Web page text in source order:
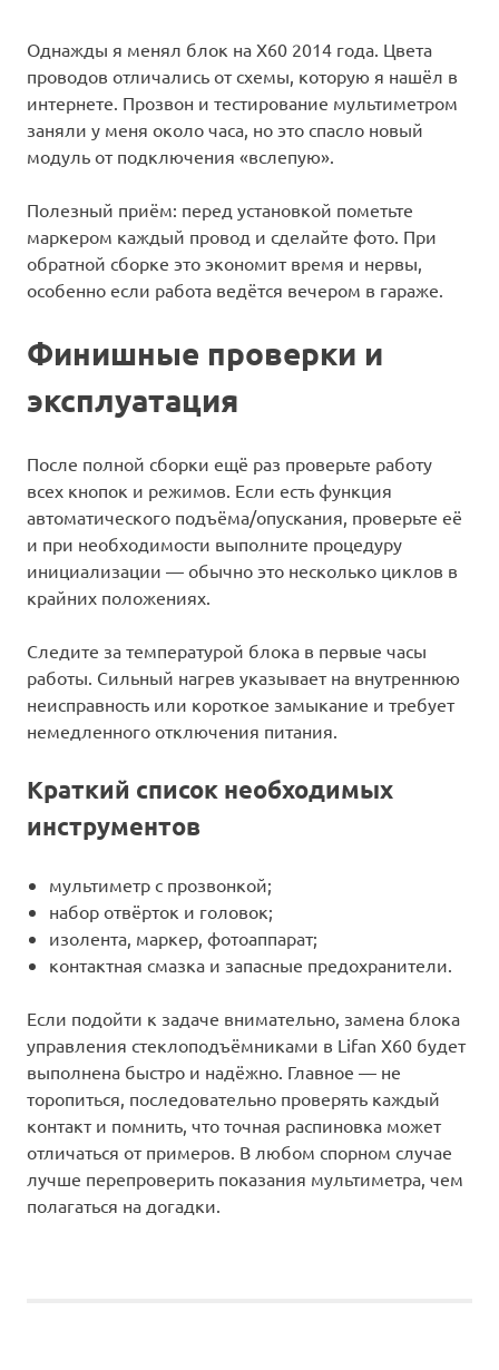
Однажды я менял блок на X60 2014 года. Цвета
проводов отличались от схемы, которую я нашёл в
интернете. Прозвон и тестирование мультиметром
заняли у меня около часа, но это спасло новый
модуль от подключения «вслепую».
Полезный приём: перед установкой пометьте
маркером каждый провод и сделайте фото. При
обратной сборке это экономит время и нервы,
особенно если работа ведётся вечером в гараже.
Финишные проверки и
эксплуатация
После полной сборки ещё раз проверьте работу
всех кнопок и режимов. Если есть функция
автоматического подъёма/опускания, проверьте её
и при необходимости выполните процедуру
инициализации — обычно это несколько циклов в
крайних положениях.
Следите за температурой блока в первые часы
работы. Сильный нагрев указывает на внутреннюю
неисправность или короткое замыкание и требует
немедленного отключения питания.
Краткий список необходимых
инструментов
мультиметр с прозвонкой;
набор отвёрток и головок;
изолента, маркер, фотоаппарат;
контактная смазка и запасные предохранители.
Если подойти к задаче внимательно, замена блока
управления стеклоподъёмниками в Lifan X60 будет
выполнена быстро и надёжно. Главное — не
торопиться, последовательно проверять каждый
контакт и помнить, что точная распиновка может
отличаться от примеров. В любом спорном случае
лучше перепроверить показания мультиметра, чем
полагаться на догадки.